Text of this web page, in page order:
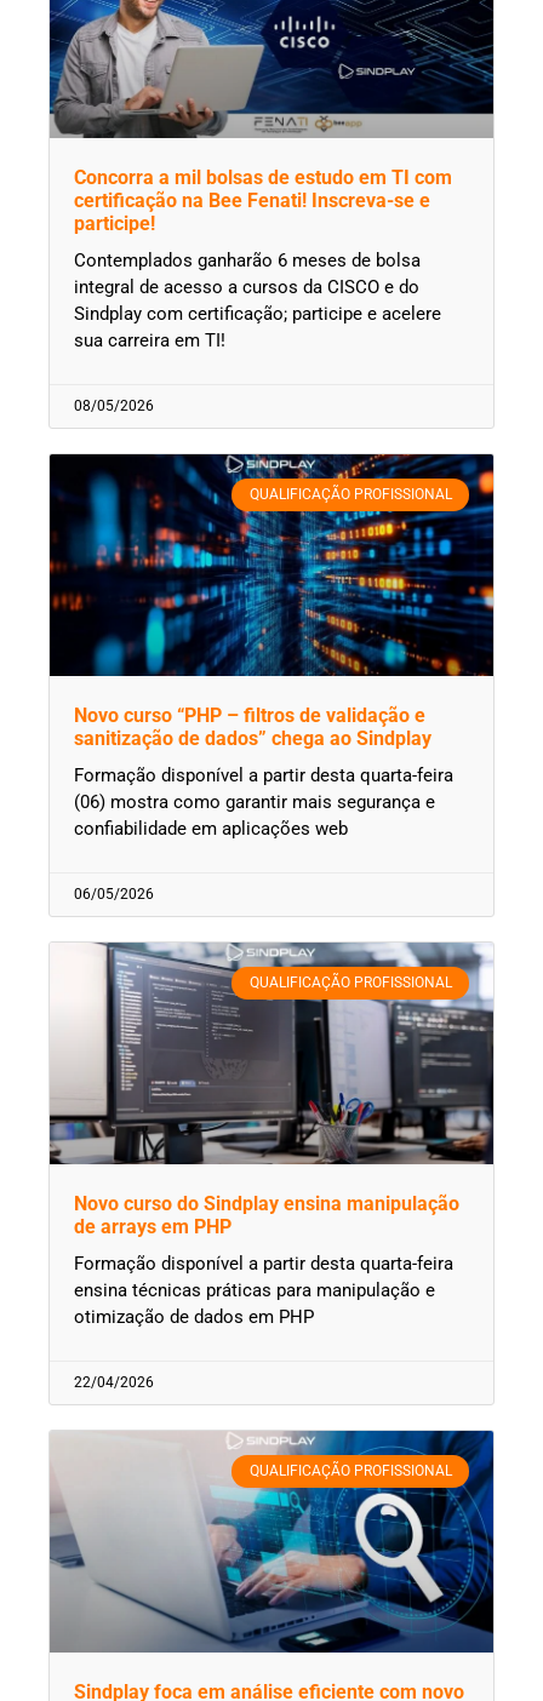
Concorra a mil bolsas de estudo em TI com
certificação na Bee Fenati! Inscreva-se e
participe!
Contemplados ganharão 6 meses de bolsa
integral de acesso a cursos da CISCO e do
Sindplay com certificação; participe e acelere
sua carreira em TI!
08/05/2026
QUALIFICAÇÃO PROFISSIONAL
Novo curso “PHP – filtros de validação e
sanitização de dados” chega ao Sindplay
Formação disponível a partir desta quarta-feira
(06) mostra como garantir mais segurança e
confiabilidade em aplicações web
06/05/2026
QUALIFICAÇÃO PROFISSIONAL
Novo curso do Sindplay ensina manipulação
de arrays em PHP
Formação disponível a partir desta quarta-feira
ensina técnicas práticas para manipulação e
otimização de dados em PHP
22/04/2026
QUALIFICAÇÃO PROFISSIONAL
Sindplay foca em análise eficiente com novo